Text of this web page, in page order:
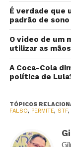
É verdade que
padrão de
O vídeo de um
utilizar as
A Coca-Cola
política de
TÓPICOS
FALSO, PERMITE, STF,